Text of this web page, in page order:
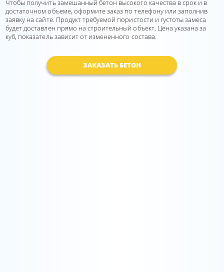
Чтобы получить замешанный бетон высокого качества в срок и в
достаточном объеме, оформите заказ по телефону или заполнив
заявку на сайте. Продукт требуемой пористости и густоты замеса
будет доставлен прямо на строительный объект. Цена указана за
куб, показатель зависит от измененного состава.
ЗАКАЗАТЬ БЕТОН